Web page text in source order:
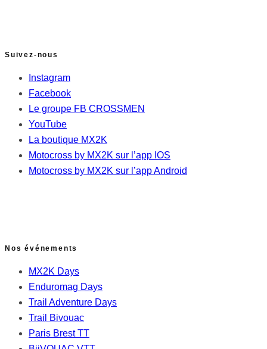
Suivez-nous
Instagram
Facebook
Le groupe FB CROSSMEN
YouTube
La boutique MX2K
Motocross by MX2K sur l’app IOS
Motocross by MX2K sur l’app Android
Nos événements
MX2K Days
Enduromag Days
Trail Adventure Days
Trail Bivouac
Paris Brest TT